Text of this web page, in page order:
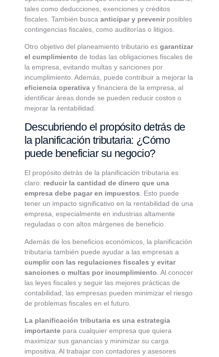
tales como deducciones, exenciones y créditos
fiscales. También busca anticipar y prevenirposibles
contingencias fiscales, como auditorías o litigios.
Otro objetivo del planeamiento tributario es garantizar
el cumplimiento de todas las obligaciones fiscales de
la empresa, evitando multas y sanciones por
incumplimiento. Además, puede contribuir a mejorar la
eficiencia operativa y financiera de la empresa, al
identificar áreas donde se pueden reducir costos o
mejorar la rentabilidad.
Descubriendo el propósito detrás de
la planificación tributaria: ¿Cómo
puede beneficiar su negocio?
El propósito detrás de la planificación tributaria es
claro: reducir la cantidad de dinero que una
empresa debe pagar en impuestos. Esto puede
tener un impacto significativo en la rentabilidad de una
empresa, especialmente en industrias altamente
reguladas o con altos márgenes de beneficio.
Además de los beneficios económicos, la planificación
tributaria también puede ayudar a las empresas a
cumplir con las regulaciones fiscales y evitar
sanciones o multas por incumplimiento . Al conocer
las leyes fiscales y seguir las mejores prácticas de
contabilidad, las empresas pueden minimizar el riesgo
de problemas fiscales en el futuro.
La planificación tributaria es una estrategia
importante para cualquier empresa que quiera
maximizar sus ganancias y minimizar su carga
impositiva. Al trabajar con contadores y asesores